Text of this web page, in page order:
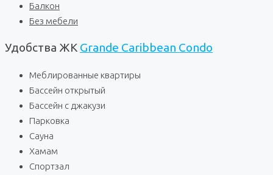
Балкон
Без мебели
Удобства ЖК Grande Caribbean Condo
Меблированные квартиры
Бассейн открытый
Бассейн с джакузи
Парковка
Сауна
Хамам
Спортзал